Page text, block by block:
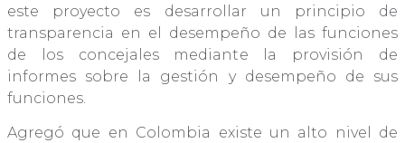
este proyecto es desarrollar un principio de
transparencia en el desempeño de las funciones
de los concejales mediante la provisión de
informes sobre la gestión y desempeño de sus
funciones.
Agregó que en Colombia existe un alto nivel de